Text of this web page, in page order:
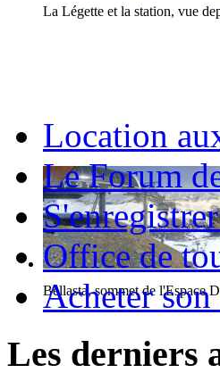
La Légette et la station, vue
Bellasta, sommet de l'Espace
Location
Le Forum
Office de
Acheter
Les derniers